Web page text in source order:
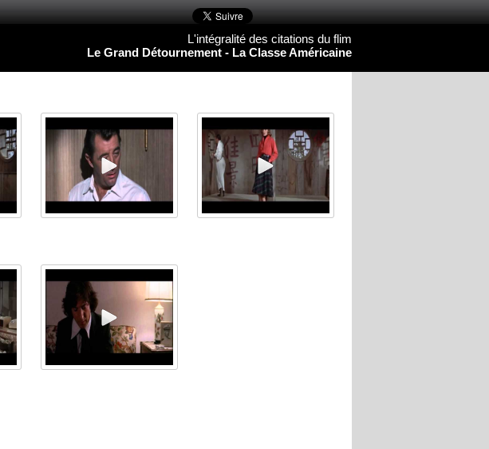
L'intégralité des citations du flim
Le Grand Détournement - La Classe Américaine